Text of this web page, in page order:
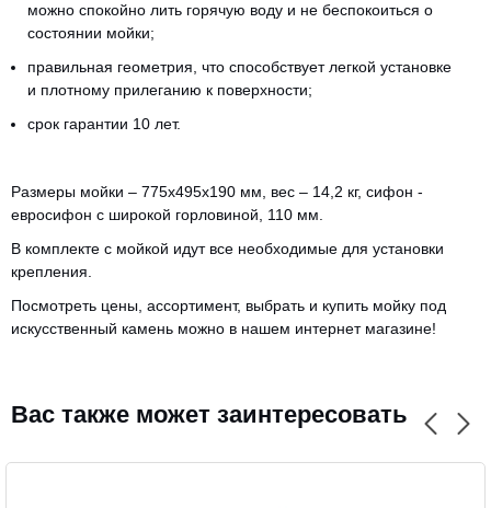
можно спокойно лить горячую воду и не беспокоиться о
состоянии мойки;
правильная геометрия, что способствует легкой установке
и плотному прилеганию к поверхности;
срок гарантии 10 лет.
Размеры мойки – 775х495х190 мм, вес – 14,2 кг, сифон -
евросифон с широкой горловиной, 110 мм.
В комплекте с мойкой идут все необходимые для установки
крепления.
Посмотреть цены, ассортимент, выбрать и купить мойку под
искусственный камень можно в нашем интернет магазине!
Вас также может заинтересовать